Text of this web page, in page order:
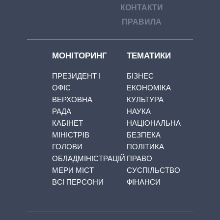
КОНТАКТИ
ПРАВИЛА
МОНІТОРИНГ
ПРЕЗИДЕНТ І
ОФІС
ВЕРХОВНА
РАДА
КАБІНЕТ
МІНІСТРІВ
ГОЛОВИ
ОБЛАДМІНІСТРАЦІЙ
МЕРИ МІСТ
ВСІ ПЕРСОНИ
ТЕМАТИКИ
БІЗНЕС
ЕКОНОМІКА
КУЛЬТУРА
НАУКА
НАЦІОНАЛЬНА
БЕЗПЕКА
ПОЛІТИКА
ПРАВО
СУСПІЛЬСТВО
ФІНАНСИ